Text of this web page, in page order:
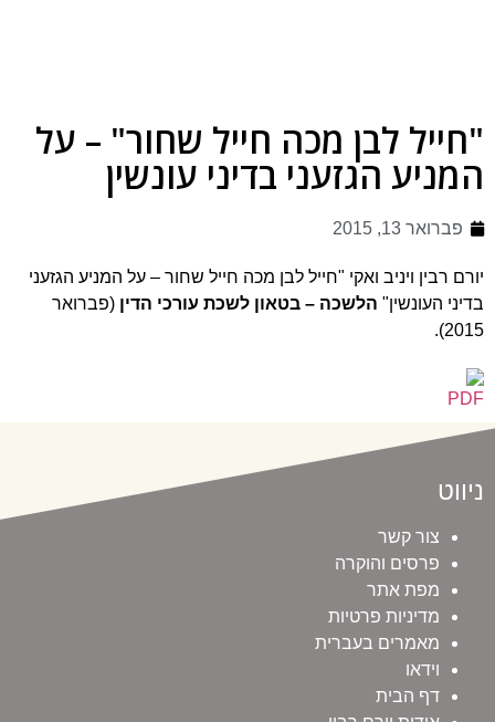
"חייל לבן מכה חייל שחור" – על
המניע הגזעני בדיני עונשין
פברואר 13, 2015
יורם רבין ויניב ואקי "חייל לבן מכה חייל שחור – על המניע הגזעני
בדיני העונשין" הלשכה – בטאון לשכת עורכי הדין (פברואר
2015).
ניווט
צור קשר
פרסים והוקרה
מפת אתר
מדיניות פרטיות
מאמרים בעברית
וידאו
דף הבית